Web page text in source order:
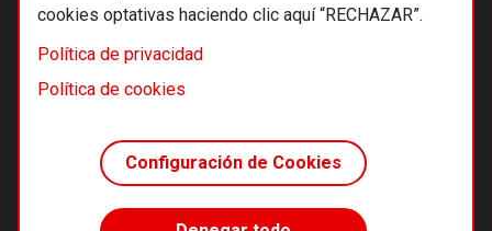
cookies optativas haciendo clic aquí “RECHAZAR”.
Política de privacidad
Política de cookies
Configuración de Cookies
© 2026 Alternativas económicas SCCL
Footer
Términos y condiciones de uso
Política de cookies
Principios editoriales